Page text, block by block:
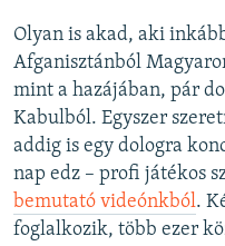
Olyan is akad, aki
Afganisztánból
mint a hazájában, pár
Kabulból. Egyszer
addig is egy dologra
nap edz – profi játékos
bemutató videónkból.
foglalkozik, több ezer